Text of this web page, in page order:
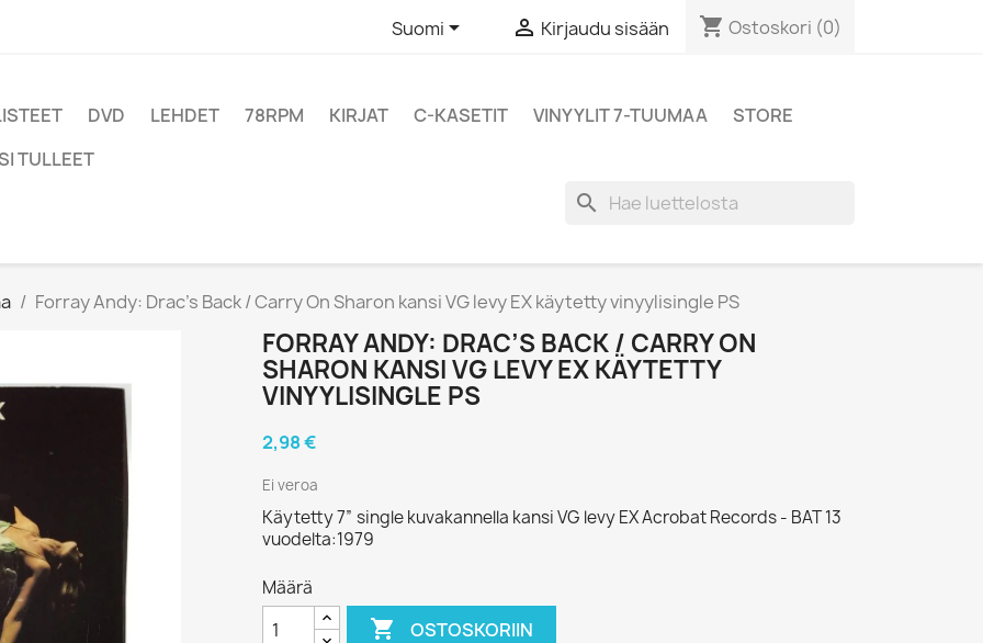
Suomi  Kirjaudu sisään shopping_cart Ostoskori (0)
DVD LEHDET 78RPM KIRJAT C-KASETIT VINYYLIT 7-TUUMAA
STORE
TULLEET
search
Forray Andy: Drac’s Back / Carry On Sharon kansi VG levy EX käytetty vinyylisingle PS
FORRAY ANDY: DRAC’S BACK / CARRY ON
SHARON KANSI VG LEVY EX KÄYTETTY
VINYYLISINGLE PS
2,98 €
Ei veroa
Käytetty 7” single kuvakannella kansi VG levy EX Acrobat Records - BAT 13
vuodelta:1979
Määrä
 OSTOSKORIIN